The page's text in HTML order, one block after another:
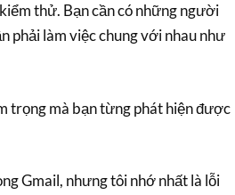
thử. Bạn cần có những người
phải làm việc chung với nhau như
trọng mà bạn từng phát hiện được
Gmail, nhưng tôi nhớ nhất là lỗi